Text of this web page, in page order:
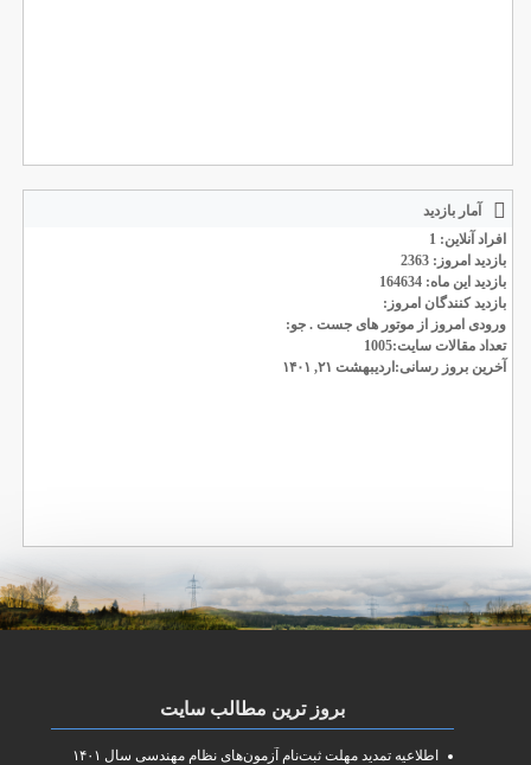
آمار بازدید
افراد آنلاین: 1
بازدید امروز: 2363
بازدید این ماه: 164634
بازدید کنندگان امروز:
ورودی امروز از موتور های جست . جو:
تعداد مقالات سایت:1005
آخرین بروز رسانی:اردیبهشت ۲۱, ۱۴۰۱
بروز ترین مطالب سایت
اطلاعیه تمدید مهلت ثبت‌نام آزمون‌های نظام مهندسی سال ۱۴۰۱